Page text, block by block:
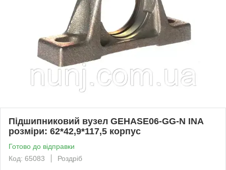
Підшипниковий вузел GEHASE06-GG-N INA
розміри: 62*42,9*117,5 корпус
Готово до відправки
Код: 65083
Роздріб